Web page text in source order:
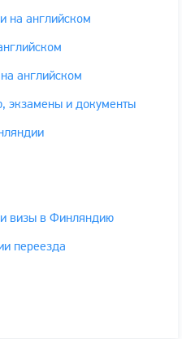
на английском
английском
экзамены и документы
визы в Финляндию
переезда